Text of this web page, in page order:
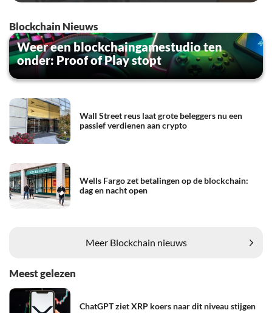
Blockchain Nieuws
Weer een blockchaingamestudio ten
onder: Proof of Play stopt
Wall Street reus laat grote beleggers nu een
passief verdienen aan crypto
Wells Fargo zet betalingen op de blockchain:
dag en nacht open
Meer Blockchain nieuws
Meest gelezen
ChatGPT ziet XRP koers naar dit niveau stijgen